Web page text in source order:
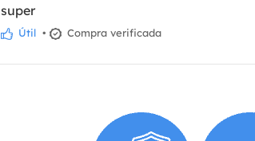
super
Útil • Compra verificada